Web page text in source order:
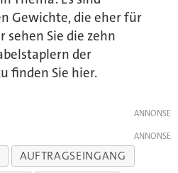
Gewichte, die eher für
sehen Sie die zehn
der
finden Sie hier.
AUFTRAGSEINGANG